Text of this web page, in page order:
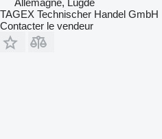
Allemagne, Lügde
TAGEX Technischer Handel GmbH
Contacter le vendeur